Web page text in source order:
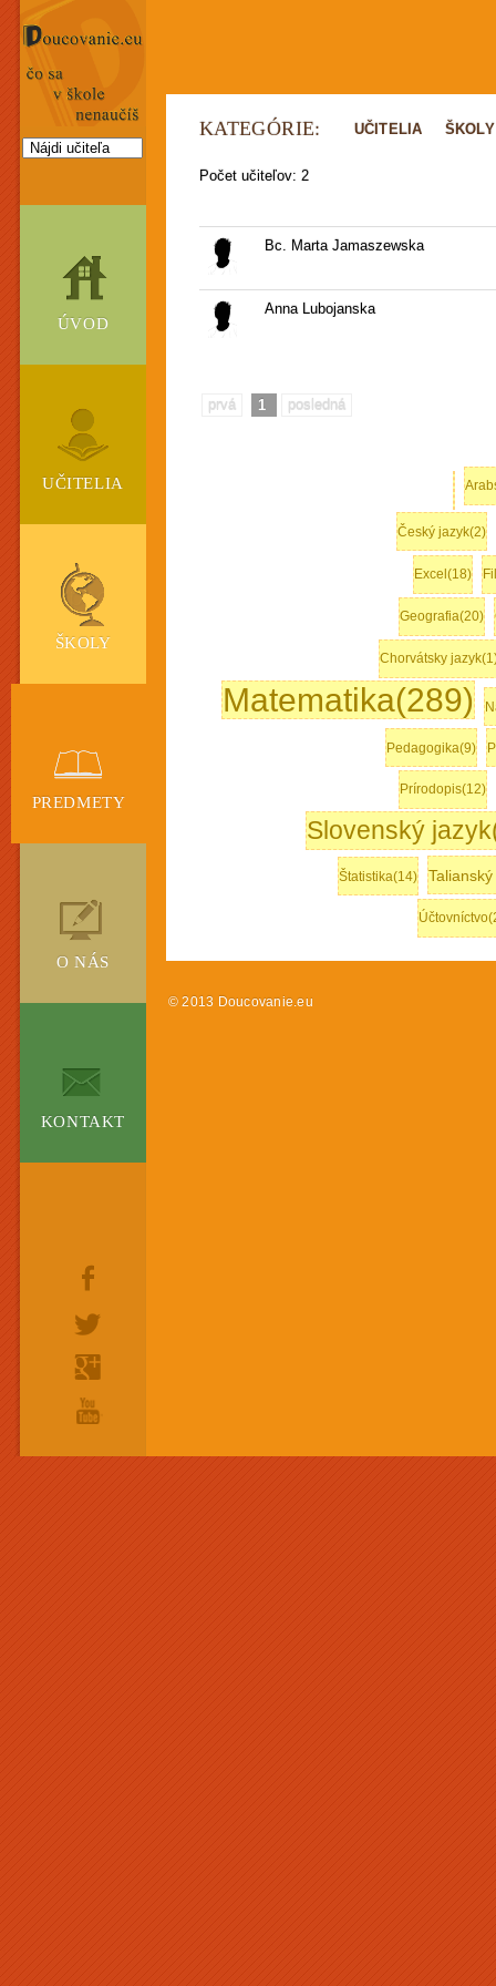
ÚVOD
UČITELIA
ŠKOLY
PREDMETY
O NÁS
KONTAKT
KATEGÓRIE: UČITELIA ŠKOLY
Počet učiteľov: 2
Bc. Marta Jamaszewska
Anna Lubojanska
prvá 1 posledná
Český jazyk(2)
Excel(18)
Geografia(20)
Chorvátsky
Matematika(289)
Pedagogika(9)
Prírodopis(12)
Slovenský
Štatistika(14)
© 2013 Doucovanie.eu